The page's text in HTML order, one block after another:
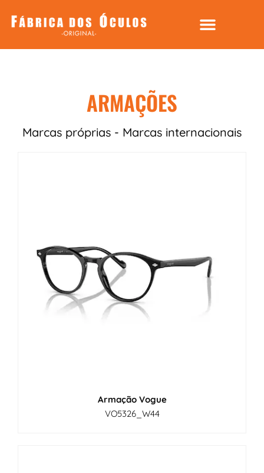
ARMAÇÕES
Marcas próprias - Marcas internacionais
Armação Vogue
VO5326_W44